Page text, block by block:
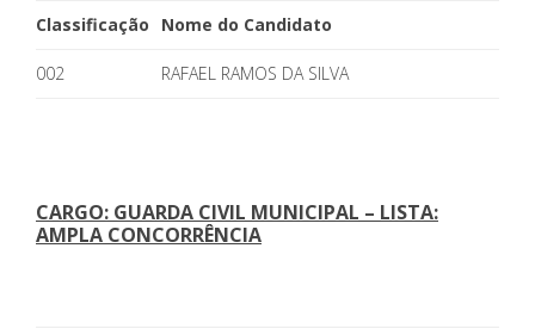
Classificação Nome do Candidato
002 RAFAEL RAMOS DA SILVA
CARGO: GUARDA CIVIL MUNICIPAL – LISTA:
AMPLA CONCORRÊNCIA